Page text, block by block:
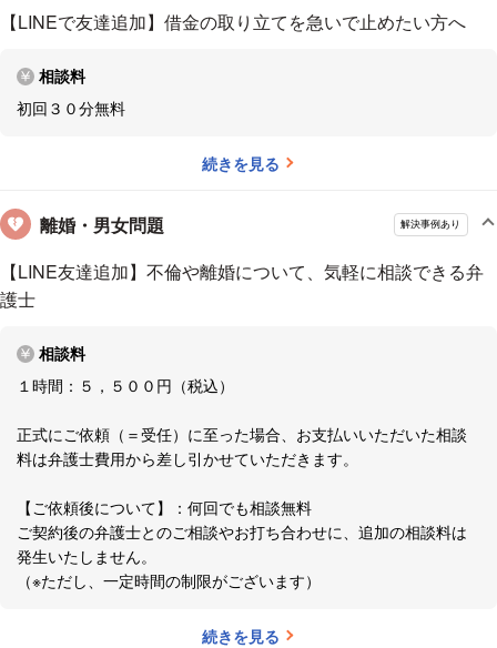
ただし、弁護士には厳格な守秘義務がありますので、お名前な
お住いの地域は、市区町村までの入力で構いません。
相談にいらっしゃる方は、弁護士に依頼するのは初めてという
方がほとんどです。
また、弁護士には堅いイメージを持っている方も多く、上記の
ような不安から、相談を躊躇している方もいらっしゃるようで
す。
私は、初めて弁護士に相談する方の緊張を取り除いて、話しや
す。
を取り扱っていても、流れ作業のようになって冷たくあしらっ
てしまうことはないように気を付けています。常に依頼者の方
にしっかり向き合い、丁寧に対応することを心がけています。
【LINEで友達追加】借金の取り立てを急いで止めたい方へ
相談料
初回３０分無料
続きを見る
離婚・男女問題 解決事例あり
【LINE友達追加】不倫や離婚について、気軽に相談できる弁
護士
相談料
１時間：５，５００円（税込）
正式にご依頼（＝受任）に至った場合、お支払いいただいた相談
料は弁護士費用から差し引かせていただきます。
【ご依頼後について】：何回でも相談無料
ご契約後の弁護士とのご相談やお打ち合わせに、追加の相談料は
発生いたしません。
（※ただし、一定時間の制限がございます）
続きを見る